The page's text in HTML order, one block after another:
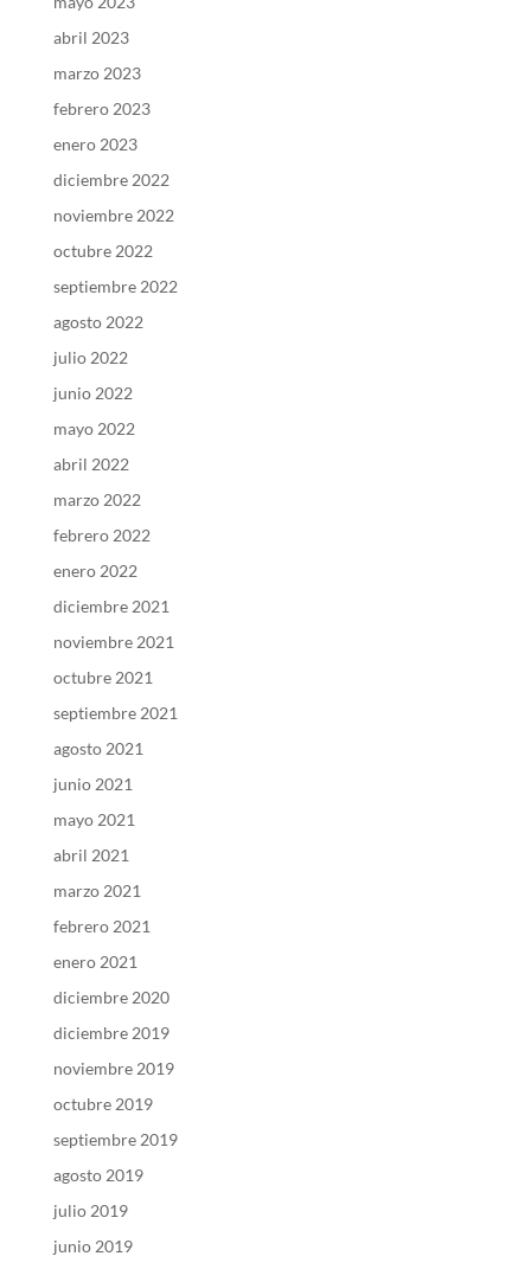
abril 2023
marzo 2023
febrero 2023
enero 2023
diciembre 2022
noviembre 2022
octubre 2022
septiembre 2022
agosto 2022
julio 2022
junio 2022
mayo 2022
abril 2022
marzo 2022
febrero 2022
enero 2022
diciembre 2021
noviembre 2021
octubre 2021
septiembre 2021
agosto 2021
junio 2021
mayo 2021
abril 2021
marzo 2021
febrero 2021
enero 2021
diciembre 2020
diciembre 2019
noviembre 2019
octubre 2019
septiembre 2019
agosto 2019
julio 2019
junio 2019